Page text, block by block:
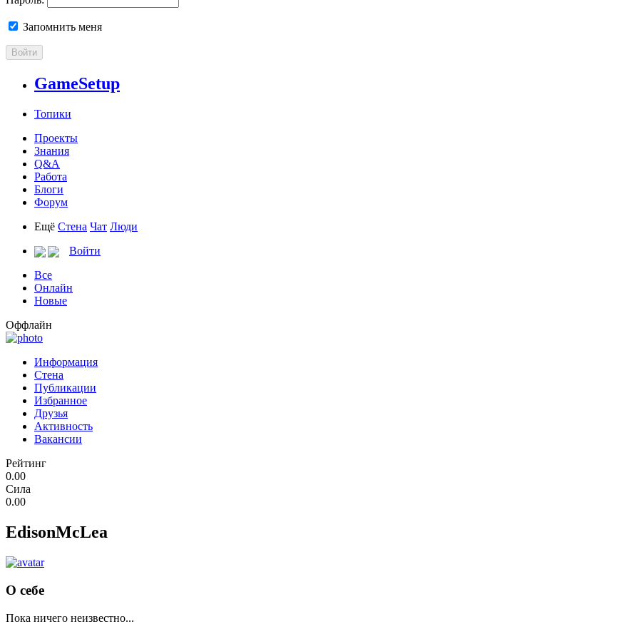
Запомнить меня
Войти
GameSetup
Топики
Проекты
Знания
Q&A
Работа
Блоги
Форум
Ещё Стена Чат Люди
Войти
Все
Онлайн
Новые
Оффлайн
Информация
Стена
Публикации
Избранное
Друзья
Активность
Вакансии
Рейтинг
0.00
Сила
0.00
EdisonMcLea
О себе
Пока ничего неизвестно...